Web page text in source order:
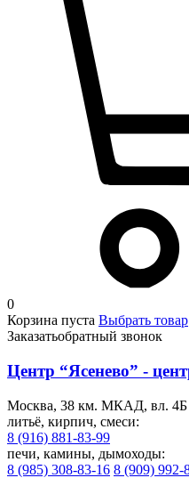
0
Корзина пуста Выбрать товар
Заказатьобратный звонок
Центр “Ясенево” -
Москва, 38 км. МКАД, вл. 4Б
литьё, кирпич, смеси:
8 (916) 881-83-99
печи, камины, дымоходы:
8 (985) 308-83-16 8 (909) 992-